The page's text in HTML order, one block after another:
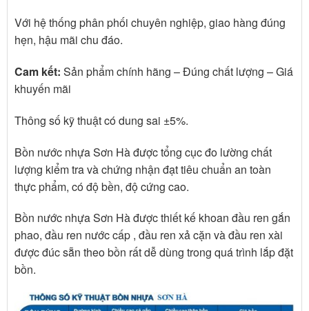
Với hệ thống phân phối chuyên nghiệp, giao hàng đúng
hẹn, hậu mãi chu đáo.
Cam kết: Sản phẩm chính hãng – Đúng chất lượng – Giá
khuyến mãi
Thông số kỹ thuật có dung sai ±5%.
Bồn nước nhựa Sơn Hà được tổng cục đo lường chất
lượng kiểm tra và chứng nhận đạt tiêu chuẩn an toàn
thực phẩm, có độ bền, độ cứng cao.
Bồn nước nhựa Sơn Hà được thiết kế khoan đầu ren gắn
phao, đầu ren nước cấp , đầu ren xả cặn và đầu ren xài
được đúc sẵn theo bồn rất dễ dùng trong quá trình lắp đặt
bồn.